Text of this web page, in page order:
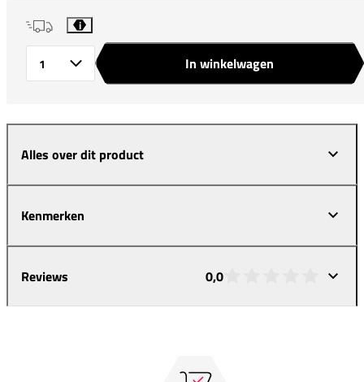
i
In winkelwagen
Alles over dit product
Kenmerken
Reviews 0,0